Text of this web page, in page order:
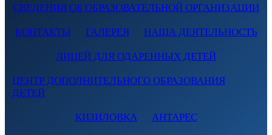
СВЕДЕНИЯ ОБ ОБРАЗОВАТЕЛЬНОЙ ОРГАНИЗАЦИИ
КОНТАКТЫ ГАЛЕРЕЯ НАША ДЕЯТЕЛЬНОСТЬ
ЛИЦЕЙ ДЛЯ ОДАРЕННЫХ ДЕТЕЙ
ЦЕНТР ДОПОЛНИТЕЛЬНОГО ОБРАЗОВАНИЯ
ДЕТЕЙ
КИЗИЛОВКА АНТАРЕС